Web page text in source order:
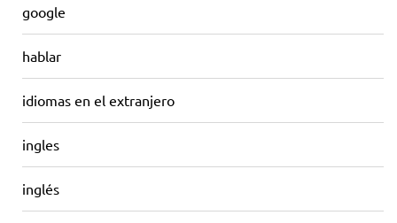
google
hablar
idiomas en el extranjero
ingles
inglés